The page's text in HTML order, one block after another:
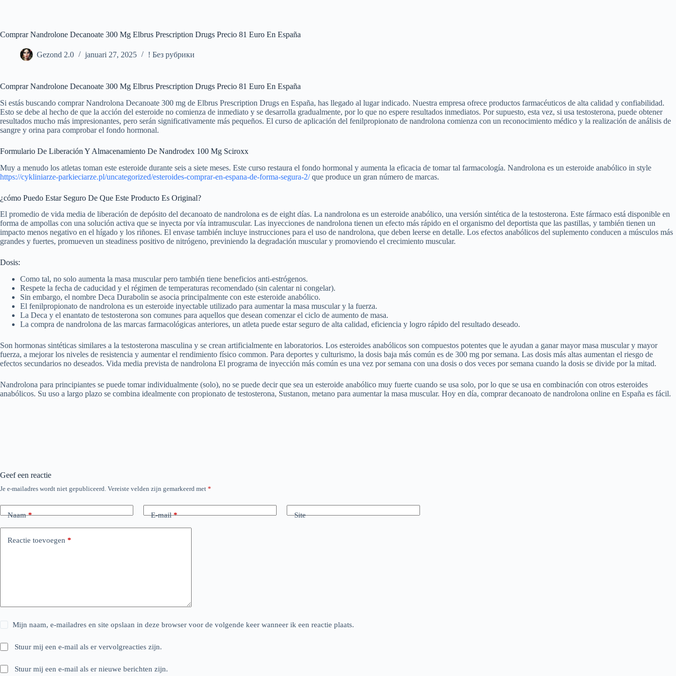
inhoud
Comprar Nandrolone Decanoate 300 Mg Elbrus Prescription Drugs Precio 81 Euro En España
Gezond 2.0 januari 27, 2025 ! Без рубрики
Comprar Nandrolone Decanoate 300 Mg Elbrus Prescription Drugs Precio 81 Euro En España
Si estás buscando comprar Nandrolona Decanoate 300 mg de Elbrus Prescription Drugs en España, has llegado al lugar indicado. Nuestra empresa ofrece productos farmacéuticos de alta calidad y confiabilidad.
Esto se debe al hecho de que la acción del esteroide no comienza de inmediato y se desarrolla gradualmente, por lo que no espere resultados inmediatos. Por supuesto, esta vez, si usa testosterona, puede obtener
resultados mucho más impresionantes, pero serán significativamente más pequeños. El curso de aplicación del fenilpropionato de nandrolona comienza con un reconocimiento médico y la realización de análisis de
sangre y orina para comprobar el fondo hormonal.
Formulario De Liberación Y Almacenamiento De Nandrodex 100 Mg Sciroxx
Muy a menudo los atletas toman este esteroide durante seis a siete meses. Este curso restaura el fondo hormonal y aumenta la eficacia de tomar tal farmacología. Nandrolona es un esteroide anabólico in style
https://cykliniarze-parkieciarze.pl/uncategorized/esteroides-comprar-en-espana-de-forma-segura-2/que produce un gran número de marcas.
¿cómo Puedo Estar Seguro De Que Este Producto Es Original?
El promedio de vida media de liberación de depósito del decanoato de nandrolona es de eight días. La nandrolona es un esteroide anabólico, una versión sintética de la testosterona. Este fármaco está disponible en
forma de ampollas con una solución activa que se inyecta por vía intramuscular. Las inyecciones de nandrolona tienen un efecto más rápido en el organismo del deportista que las pastillas, y también tienen un
impacto menos negativo en el hígado y los riñones. El envase también incluye instrucciones para el uso de nandrolona, que deben leerse en detalle. Los efectos anabólicos del suplemento conducen a músculos más
grandes y fuertes, promueven un steadiness positivo de nitrógeno, previniendo la degradación muscular y promoviendo el crecimiento muscular.
Dosis:
Como tal, no solo aumenta la masa muscular pero también tiene beneficios anti-estrógenos.
Respete la fecha de caducidad y el régimen de temperaturas recomendado (sin calentar ni congelar).
Sin embargo, el nombre Deca Durabolin se asocia principalmente con este esteroide anabólico.
El fenilpropionato de nandrolona es un esteroide inyectable utilizado para aumentar la masa muscular y la fuerza.
La Deca y el enantato de testosterona son comunes para aquellos que desean comenzar el ciclo de aumento de masa.
La compra de nandrolona de las marcas farmacológicas anteriores, un atleta puede estar seguro de alta calidad, eficiencia y logro rápido del resultado deseado.
Son hormonas sintéticas similares a la testosterona masculina y se crean artificialmente en laboratorios. Los esteroides anabólicos son compuestos potentes que le ayudan a ganar mayor masa muscular y mayor
fuerza, a mejorar los niveles de resistencia y aumentar el rendimiento físico common. Para deportes y culturismo, la dosis baja más común es de 300 mg por semana. Las dosis más altas aumentan el riesgo de
efectos secundarios no deseados. Vida media prevista de nandrolona El programa de inyección más común es una vez por semana con una dosis o dos veces por semana cuando la dosis se divide por la mitad.
Nandrolona para principiantes se puede tomar individualmente (solo), no se puede decir que sea un esteroide anabólico muy fuerte cuando se usa solo, por lo que se usa en combinación con otros esteroides
anabólicos. Su uso a largo plazo se combina idealmente con propionato de testosterona, Sustanon, metano para aumentar la masa muscular. Hoy en día, comprar decanoato de nandrolona online en España es fácil.
Geef een reactie
Je e-mailadres wordt niet gepubliceerd. Vereiste velden zijn gemarkeerd met *
Naam* E-mail* Site
Reactie toevoegen *
Mijn naam, e-mailadres en site opslaan in deze browser voor de volgende keer wanneer ik een reactie plaats.
Stuur mij een e-mail als er vervolgreacties zijn.
Stuur mij een e-mail als er nieuwe berichten zijn.